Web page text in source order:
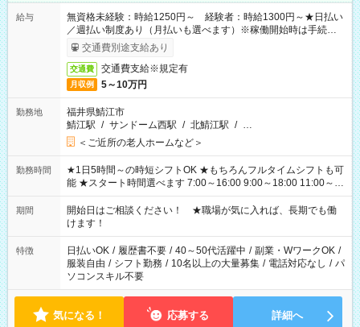
給与
無資格未経験：時給1250円～ 経験者：時給1300円～★日払い
／週払い制度あり（月払いも選べます）※稼働開始時は手続き完
了次第のお支払いとなります。
交通費別途支給あり
交通費 交通費支給※規定有
月収例 5～10万円
勤務地
福井県鯖江市
鯖江駅 / サンドーム西駅 / 北鯖江駅 / …
＜ご近所の老人ホームなど＞
勤務時間
★1日5時間～の時短シフトOK ★もちろんフルタイムシフトも可
能 ★スタート時間選べます 7:00～16:00 9:00～18:00 11:00～
20:00 など 残業なし！ ※Wワークの場合、他のお仕事と合わせ
週40時間超の就業はご案内できません ※法令に基づき、週20時
間以上勤務は社会保険への加入対象となります ※労働者派遣法
（日雇い派遣の原則禁止）により、短時間・短期間の就業はご
案内が難しい場合があります
期間
開始日はご相談ください！ ★職場が気に入れば、長期でも働
けます！
特徴 日払いOK / 履歴書不要 / 40～50代活躍中 / 副業・WワークOK /
服装自由 / シフト勤務 / 10名以上の大量募集 / 電話対応なし / パ
ソコンスキル不要
気になる！ 応募する 詳細へ